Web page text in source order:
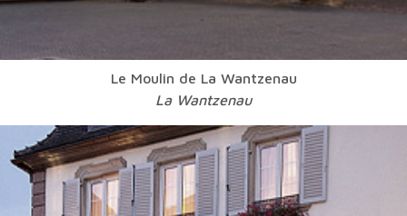
Le Moulin de La Wantzenau
La Wantzenau